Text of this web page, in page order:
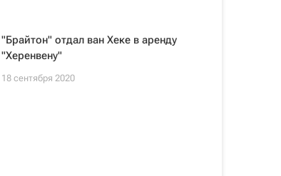
"Брайтон" отдал ван Хеке в аренду
"Херенвену"
18 сентября 2020